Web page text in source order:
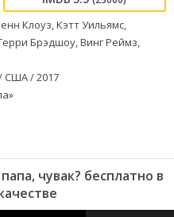
Клоуз, Кэтт Уильямс,
Брэдшоу, Винг Реймз,
США / 2017
чувак? бесплатно в